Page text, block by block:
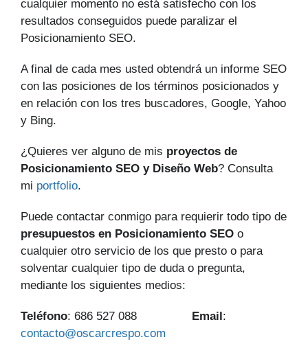
cualquier momento no está satisfecho con los
resultados conseguidos puede paralizar el
Posicionamiento SEO.
A final de cada mes usted obtendrá un informe SEO
con las posiciones de los términos posicionados y
en relación con los tres buscadores, Google, Yahoo
y Bing.
¿Quieres ver alguno de mis proyectos de
Posicionamiento SEO y Diseño Web? Consulta
mi portfolio.
Puede contactar conmigo para requierir todo tipo de
presupuestos en Posicionamiento SEO o
cualquier otro servicio de los que presto o para
solventar cualquier tipo de duda o pregunta,
mediante los siguientes medios:
Teléfono: 686 527 088 Email :
contacto@oscarcrespo.com